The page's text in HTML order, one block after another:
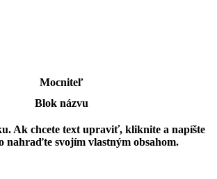
Mocniteľ
Blok názvu
Ak chcete text upraviť, kliknite a napíšte
nahraďte svojím vlastným obsahom.